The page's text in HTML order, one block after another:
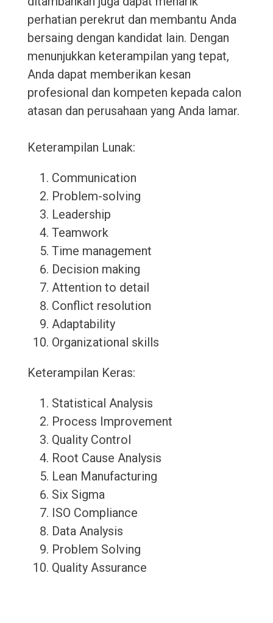
perhatian perekrut dan membantu Anda
bersaing dengan kandidat lain. Dengan
menunjukkan keterampilan yang tepat,
Anda dapat memberikan kesan
profesional dan kompeten kepada calon
atasan dan perusahaan yang Anda lamar.
Keterampilan Lunak:
Communication
Problem-solving
Leadership
Teamwork
Time management
Decision making
Attention to detail
Conflict resolution
Adaptability
Organizational skills
Keterampilan Keras:
Statistical Analysis
Process Improvement
Quality Control
Root Cause Analysis
Lean Manufacturing
Six Sigma
ISO Compliance
Data Analysis
Problem Solving
Quality Assurance